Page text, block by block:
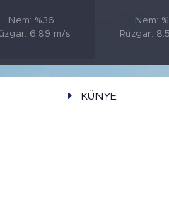
Nem: %36
6.89 m/s
Nem:
Rüzgar:
KÜNYE